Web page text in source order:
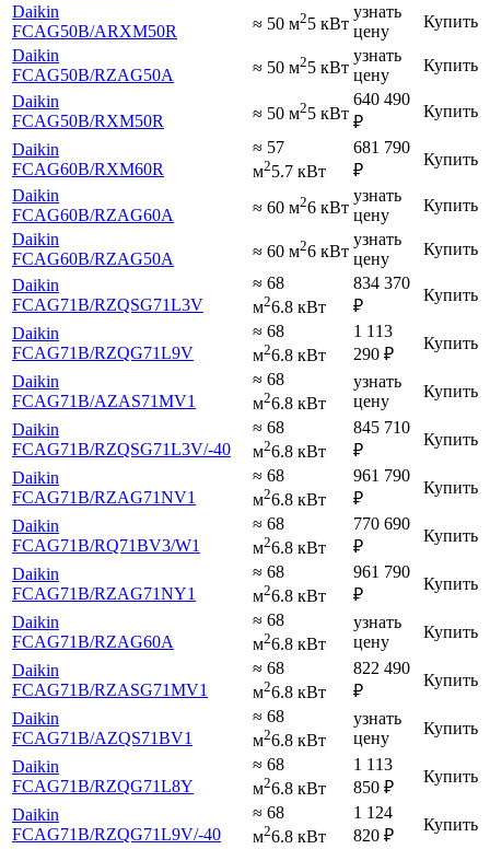
Daikin
FCAG50B/ARXM50R ≈ 50 м25 кВт
узнать
цену
Купить
Daikin
FCAG50B/RZAG50A ≈ 50 м25 кВт
узнать
цену
Купить
Daikin
FCAG50B/RXM50R ≈ 50 м25 кВт
640 490
₽
Купить
Daikin
FCAG60B/RXM60R
≈ 57
м25.7 кВт
681 790
₽
Купить
Daikin
FCAG60B/RZAG60A ≈ 60 м26 кВт
узнать
цену
Купить
Daikin
FCAG60B/RZAG50A ≈ 60 м26 кВт
узнать
цену
Купить
Daikin
FCAG71B/RZQSG71L3V
≈ 68
м26.8 кВт
834 370
₽
Купить
Daikin
FCAG71B/RZQG71L9V
≈ 68
м26.8 кВт
1 113
290 ₽
Купить
Daikin
FCAG71B/AZAS71MV1
≈ 68
м26.8 кВт
узнать
цену
Купить
Daikin
FCAG71B/RZQSG71L3V/-40
≈ 68
м26.8 кВт
845 710
₽
Купить
Daikin
FCAG71B/RZAG71NV1
≈ 68
м26.8 кВт
961 790
₽
Купить
Daikin
FCAG71B/RQ71BV3/W1
≈ 68
м26.8 кВт
770 690
₽
Купить
Daikin
FCAG71B/RZAG71NY1
≈ 68
м26.8 кВт
961 790
₽
Купить
Daikin
FCAG71B/RZAG60A
≈ 68
м26.8 кВт
узнать
цену
Купить
Daikin
FCAG71B/RZASG71MV1
≈ 68
м26.8 кВт
822 490
₽
Купить
Daikin
FCAG71B/AZQS71BV1
≈ 68
м26.8 кВт
узнать
цену
Купить
Daikin
FCAG71B/RZQG71L8Y
≈ 68
м26.8 кВт
1 113
850 ₽
Купить
Daikin
FCAG71B/RZQG71L9V/-40
≈ 68
м26.8 кВт
1 124
820 ₽
Купить